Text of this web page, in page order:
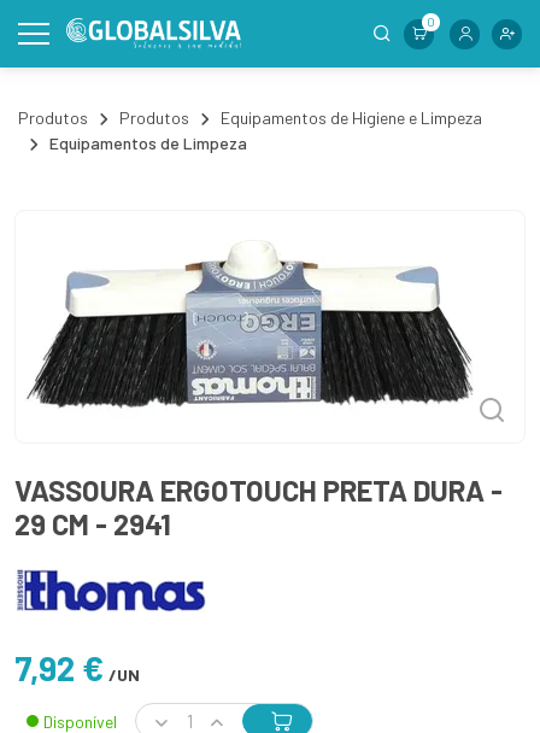
0
Produtos Produtos
Equipamentos de Higiene e Limpeza
Equipamentos de Limpeza
VASSOURA ERGOTOUCH PRETA DURA -
29 CM - 2941
7,92 € /UN
Disponível